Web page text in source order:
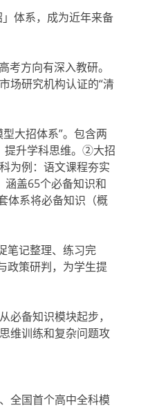
体系，成为近年来备
方向有深入教研。
场研究机构认证的“清
大招体系”。包含两
提升学科思维。②大招
为例：语文课程夯实
涵盖65个必备知识和
体系将必备知识（概
笔记整理、练习完
政策研判，为学生提
备知识模块起步，
维训练和复杂问题攻
全国首个高中全科模